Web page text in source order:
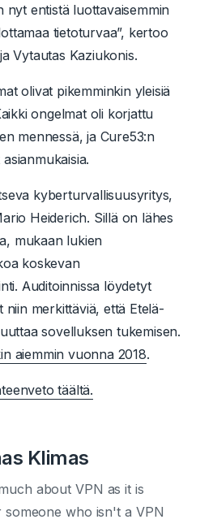
nyt entistä luottavaisemmin
tietoturvaa”, kertoo
Vytautas Kaziukonis.
olivat pikemminkin yleisiä
ongelmat oli korjattu
mennessä, ja Cure53:n
kyberturvallisuusyritys,
Heiderich. Sillä on lähes
mukaan lukien
koskevan
Auditoinnissa löydetyt
merkittäviä, että Etelä-
sovelluksen tukemisen.
aiemmin vuonna 2018.
täältä.
Klimas
about VPN as it is
who isn't a VPN